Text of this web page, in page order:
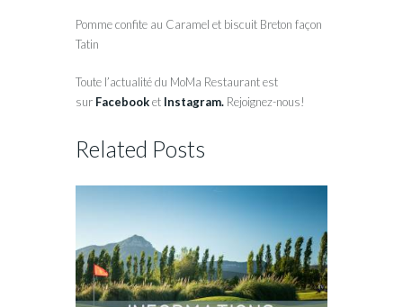
Pomme confite au Caramel et biscuit Breton façon
Tatin
Toute l’actualité du MoMa Restaurant est
sur Facebooket Instagram. Rejoignez-nous!
Related Posts